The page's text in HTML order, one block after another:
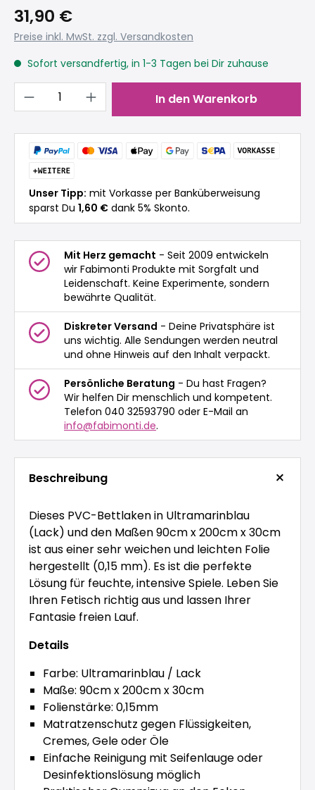
31,90 €
Preise inkl. MwSt. zzgl. Versandkosten
Sofort versandfertig, in 1-3 Tagen bei Dir zuhause
Produkt Anzahl: Gib den
In den Warenkorb
Unser Tipp: mit Vorkasse per Banküberweisung
sparst Du 1,60 € dank 5% Skonto.
Mit Herz gemacht - Seit 2009 entwickeln
wir Fabimonti Produkte mit Sorgfalt und
Leidenschaft. Keine Experimente, sondern
bewährte Qualität.
Diskreter Versand - Deine Privatsphäre ist
uns wichtig. Alle Sendungen werden neutral
und ohne Hinweis auf den Inhalt verpackt.
Persönliche Beratung - Du hast Fragen?
Wir helfen Dir menschlich und kompetent.
Telefon 040 32593790 oder E-Mail an
info@fabimonti.de.
Beschreibung
Dieses PVC-Bettlaken in Ultramarinblau
(Lack) und den Maßen 90cm x 200cm x 30cm
ist aus einer sehr weichen und leichten Folie
hergestellt (0,15 mm). Es ist die perfekte
Lösung für feuchte, intensive Spiele. Leben Sie
Ihren Fetisch richtig aus und lassen Ihrer
Fantasie freien Lauf.
Details
Farbe: Ultramarinblau / Lack
Maße: 90cm x 200cm x 30cm
Folienstärke: 0,15mm
Matratzenschutz gegen Flüssigkeiten,
Cremes, Gele oder Öle
Einfache Reinigung mit Seifenlauge oder
Desinfektionslösung möglich